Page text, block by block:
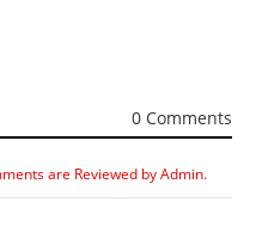
0 Comments
are Reviewed by Admin.